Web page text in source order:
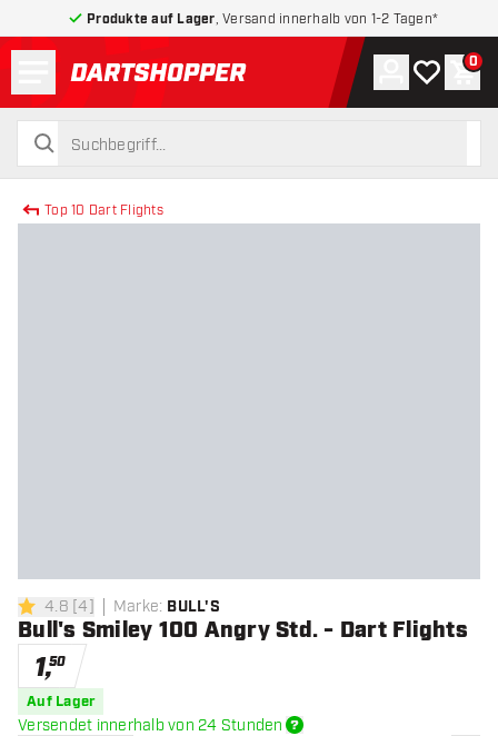
Produkte auf Lager , Versand innerhalb von 1-2 Tagen*
zurück zur Startseite
suchen
suchen
Konto
Meine 0
Top 10 Dart Flights
4.8 Bewertungssterne
4.8 [4] Marke: BULL'S
Bull's Smiley 100 Angry Std. - Dart Flights
1,50
Auf Lager
Versendet innerhalb von 24 Stunden